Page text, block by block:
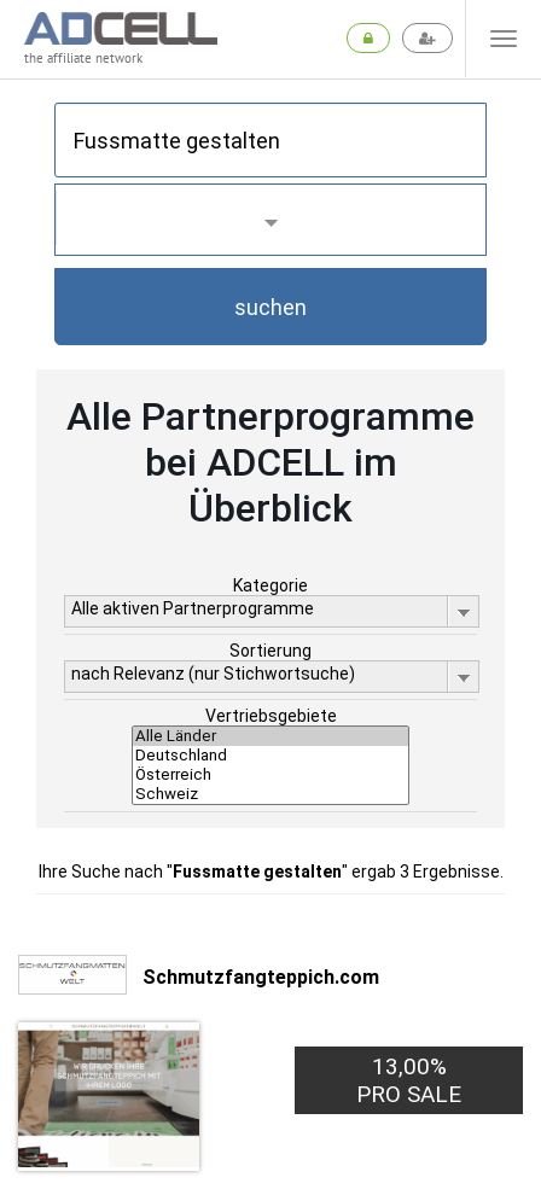
the affiliate network
suchen
Alle Partnerprogramme
bei ADCELL im
Überblick
Kategorie
Alle aktiven Partnerprogramme
Sortierung
nach Relevanz (nur Stichwortsuche)
Vertriebsgebiete
Ihre Suche nach " Fussmatte gestalten" ergab 3 Ergebnisse.
Schmutzfangteppich.com
13,00%
PRO SALE